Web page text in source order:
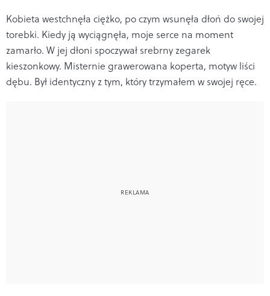
Kobieta westchnęła ciężko, po czym wsunęła dłoń do swojej
torebki. Kiedy ją wyciągnęła, moje serce na moment
zamarło. W jej dłoni spoczywał srebrny zegarek
kieszonkowy. Misternie grawerowana koperta, motyw liści
dębu. Był identyczny z tym, który trzymałem w swojej ręce.